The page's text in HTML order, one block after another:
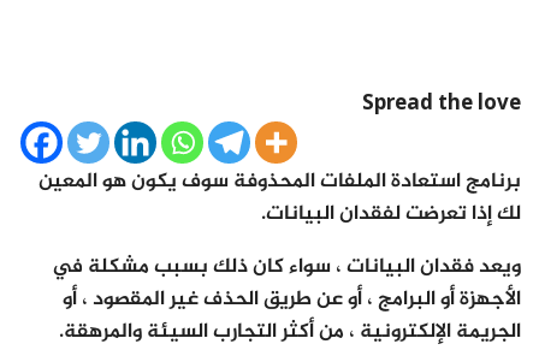
Spread the love
برنامج استعادة الملفات المحذوفة سوف يكون هو المعين
لك إذا تعرضت لفقدان البيانات.
ويعد فقدان البيانات ، سواء كان ذلك بسبب مشكلة في
الأجهزة أو البرامج ، أو عن طريق الحذف غير المقصود ، أو
الجريمة الإلكترونية ، من أكثر التجارب السيئة والمرهقة.